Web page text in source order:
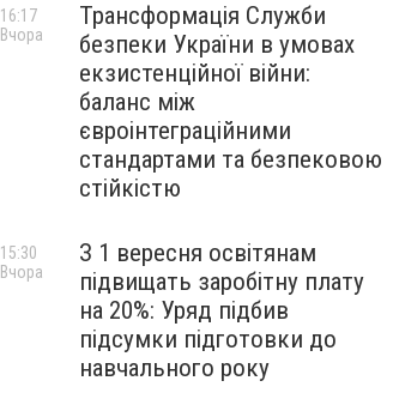
Трансформація Служби
безпеки України в умовах
екзистенційної війни:
баланс між
євроінтеграційними
стандартами та безпековою
стійкістю
16:17
Вчора
З 1 вересня освітянам
підвищать заробітну плату
на 20%: Уряд підбив
підсумки підготовки до
навчального року
15:30
Вчора